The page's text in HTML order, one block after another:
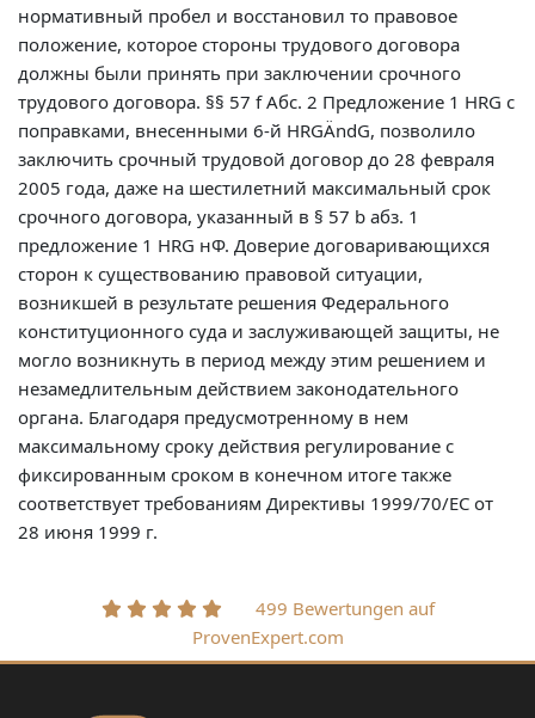
499 Bewertungen auf
ProvenExpert.com